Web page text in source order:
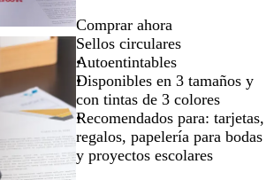
Comprar ahora
Sellos circulares
Autoentintables
Disponibles en 3 tamaños y
con tintas de 3 colores
Recomendados para: tarjetas,
regalos, papelería para bodas
y proyectos escolares